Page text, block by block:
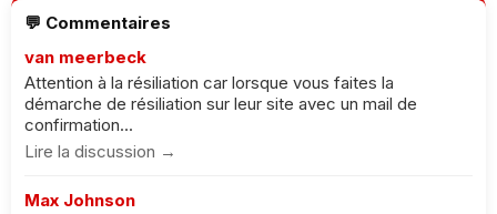
💬 Commentaires
van meerbeck
Attention à la résiliation car lorsque vous faites la
démarche de résiliation sur leur site avec un mail de
confirmation...
Lire la discussion →
Max Johnson